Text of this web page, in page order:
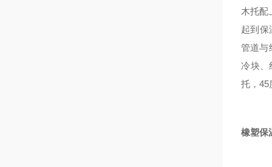
木托配
起到保
管道与
冷块、
托，45
橡塑保